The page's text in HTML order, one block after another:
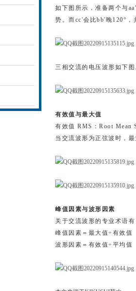
如下图所示，准备两个与
势。而cc'会比bb'晚120°，
三相交流的电压波形如下图
有效值与最大值
有效值 RMS ： Root Mean
当交流波形为正弦波时，
峰值因素与波形因素
关于交流波形的专业术语
峰值因素＝最大值÷有效值
波形因素＝有效值÷平均值